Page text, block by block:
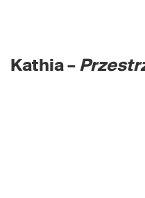
Kathia –